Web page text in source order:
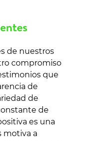
de nuestros
compromiso
que
de
de
de
es una
motiva a